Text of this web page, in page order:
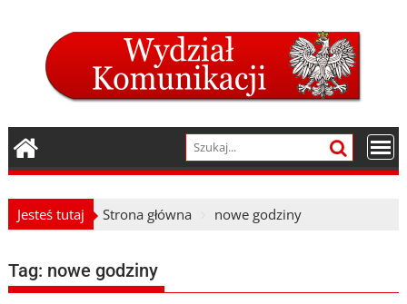
Jesteś tutaj Strona główna nowe godziny
Tag: nowe godziny